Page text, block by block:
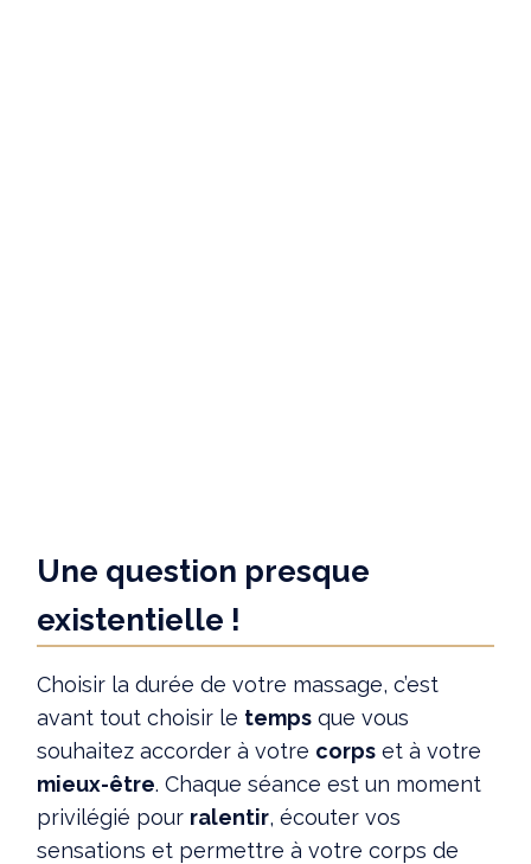
Une question presque
existentielle !
Choisir la durée de votre massage, c’est
avant tout choisir le temps que vous
souhaitez accorder à votre corps et à votre
mieux-être. Chaque séance est un moment
privilégié pour ralentir, écouter vos
sensations et permettre à votre corps de